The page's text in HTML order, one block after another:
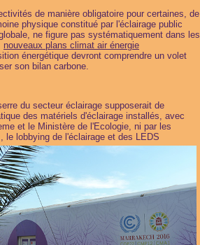
de manière obligatoire pour certaines, de
physique constitué par l'éclairage public
ne figure pas systématiquement dans les
nouveaux plans climat air énergie
énergétique devront comprendre un volet
son bilan carbone.
du secteur éclairage supposerait de
des matériels d'éclairage installés, avec
et le Ministère de l'Ecologie, ni par les
lobbying de l'éclairage et des LEDS